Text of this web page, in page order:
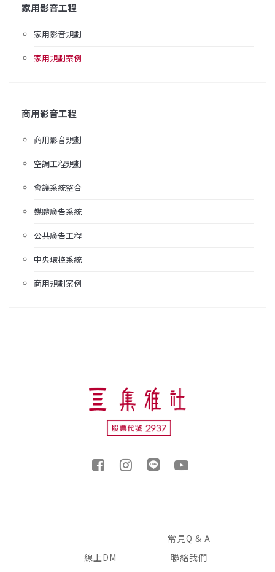
家用影音工程
家用影音規劃
家用規劃案例
商用影音工程
商用影音規劃
空調工程規劃
會議系統整合
媒體廣告系統
公共廣告工程
中央環控系統
商用規劃案例
線上DM
常見Q & A
聯絡我們